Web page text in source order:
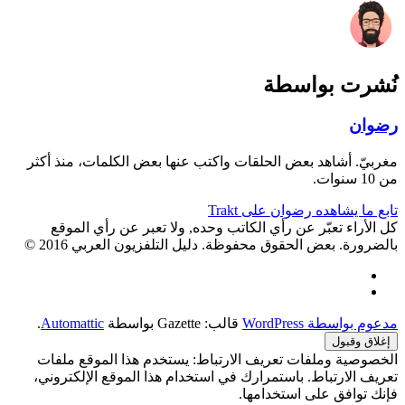
التالية:
نُشرت بواسطة
رضوان
مغربيّ. أشاهد بعض الحلقات واكتب عنها بعض الكلمات، منذ أكثر
من 10 سنوات.
تابع ما يشاهده رضوان على Trakt
كل الأراء تعبّر عن رأي الكاتب وحده, ولا تعبر عن رأي الموقع
بالضرورة. بعض الحقوق محفوظة. دليل التلفزيون العربي 2016 ©
مدعوم بواسطة WordPress قالب: Gazette بواسطة Automattic
.
الخصوصية وملفات تعريف الارتباط: يستخدم هذا الموقع ملفات
تعريف الارتباط. باستمرارك في استخدام هذا الموقع الإلكتروني،
فإنك توافق على استخدامها.